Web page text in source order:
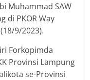
Muhammad SAW
di PKOR Way
9/2023).
Forkopimda
Provinsi Lampung
se-Provinsi